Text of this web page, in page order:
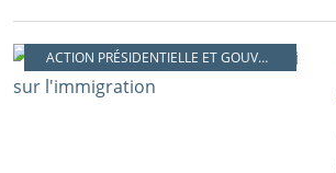
ACTION PRÉSIDENTIELLE ET GOUVERNEMENTALE